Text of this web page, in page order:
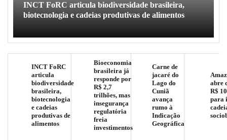
INCT FoRC articula biodiversidade brasileira,
biotecnologia e cadeias produtivas de alimentos
INCT FoRC
articula
biodiversidade
brasileira,
biotecnologia
e cadeias
produtivas de
alimentos
Bioeconomia
brasileira já
responde por
R$ 2,7
trilhões, mas
insegurança
regulatória
freia
investimentos
Carne de
jacaré do
Lago do
Cuniã
avança
rumo à
Indicação
Geográfica
abre
R$
para